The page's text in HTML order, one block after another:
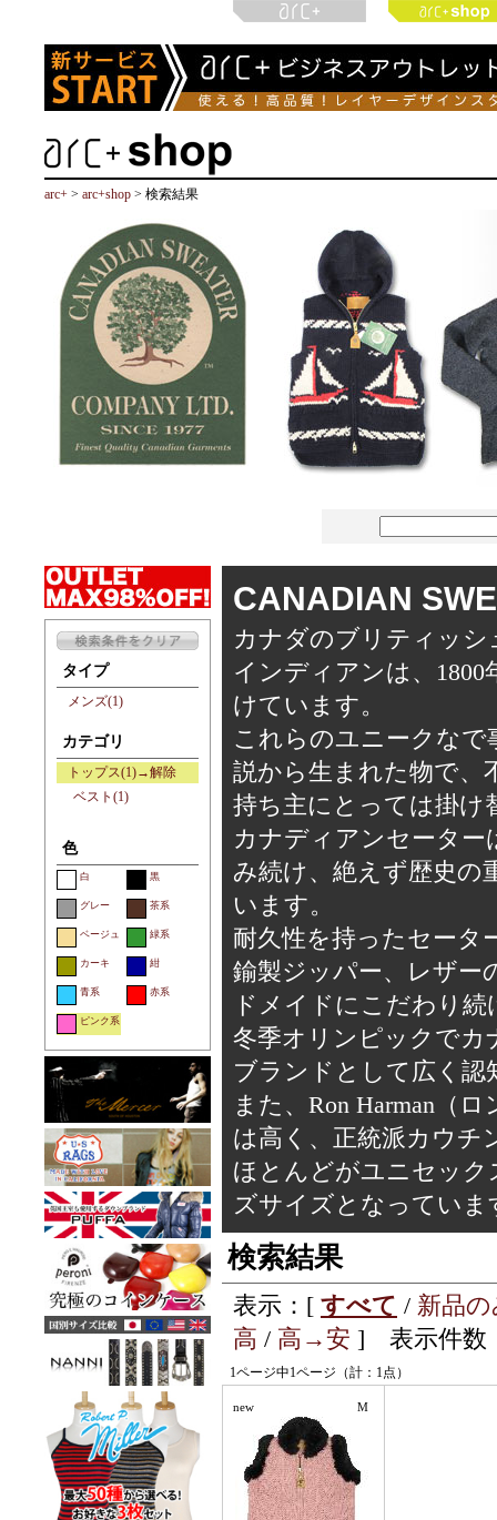
arc+ > arc+shop > 検索結果
タイプ
メンズ(1)
カテゴリ
トップス(1)→解除
ベスト(1)
色
白 黒
グレー 茶系
ベージュ 緑系
カーキ 紺
青系 赤系
ピンク系
CANADIAN
カナダのブリティッ
インディアンは、
けています。
これらのユニークなで
説から生まれた物で、
持ち主にとっては掛け
カナディアンセーター
み続け、絶えず歴史の
います。
耐久性を持ったセータ
鍮製ジッパー、レザー
ドメイドにこだわり
冬季オリンピックでカ
ブランドとして広く認
また、Ron Harman（
は高く、正統派カウチ
ほとんどがユニセック
ズサイズとなっていま
検索結果
表示：[ すべて / 新品
高 / 高→安 ] 表示件数
1ページ中1ページ（計：1点）
new M